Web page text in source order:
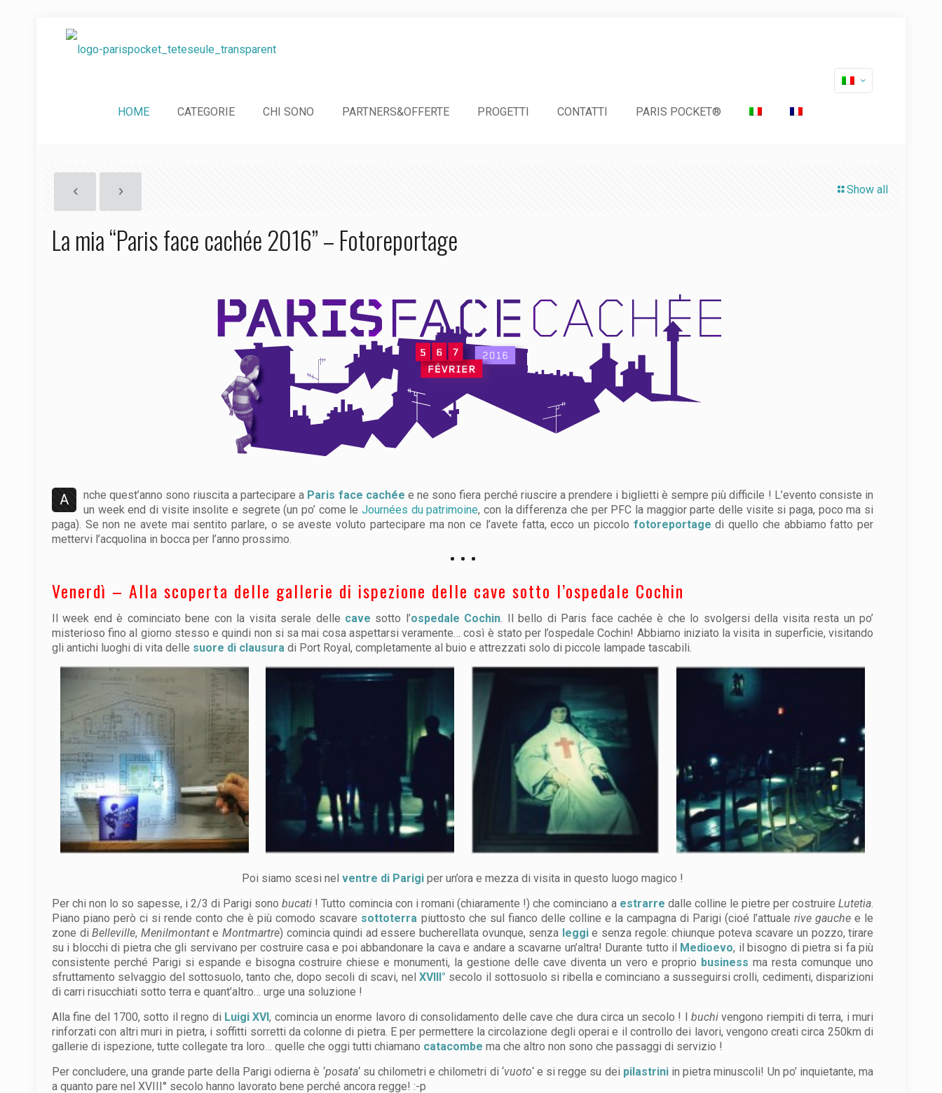
HOME CATEGORIE CHI SONO PARTNERS&OFFERTE PROGETTI CONTATTI PARIS POCKET®
Show all
La mia “Paris face cachée 2016” – Fotoreportage
A nche quest’anno sono riuscita a partecipare a Paris face cachée e ne sono fiera perché riuscire a prendere i biglietti è sempre più difficile ! L’evento consiste in
un week end di visite insolite e segrete (un po’ come leJournées du patrimoine, con la differenza che per PFC la maggior parte delle visite si paga, poco ma si
paga). Se non ne avete mai sentito parlare, o se aveste voluto partecipare ma non ce l’avete fatta, ecco un piccolo fotoreportagedi quello che abbiamo fatto per
mettervi l’acquolina in bocca per l’anno prossimo.
Venerdì – Alla scoperta delle gallerie di ispezione delle cave sotto l’ospedale Cochin
Il week end è cominciato bene con la visita serale delle cave sotto l’ospedale Cochin. Il bello di Paris face cachée è che lo svolgersi della visita resta un po’
misterioso fino al giorno stesso e quindi non si sa mai cosa aspettarsi veramente… così è stato per l’ospedale Cochin! Abbiamo iniziato la visita in superficie, visitando
gli antichi luoghi di vita delle suore di clausura di Port Royal, completamente al buio e attrezzati solo di piccole lampade tascabili.
Poi siamo scesi nelventre di Parigi per un’ora e mezza di visita in questo luogo magico !
Per chi non lo so sapesse, i 2/3 di Parigi sonobucati ! Tutto comincia con i romani (chiaramente !) che cominciano a estrarre dalle colline le pietre per costruireLutetia.
Piano piano però ci si rende conto che è più comodo scavare sottoterra piuttosto che sul fianco delle colline e la campagna di Parigi (cioé l’attuale rive gauche e le
zone diBelleville, MenilmontanteMontmartre) comincia quindi ad essere bucherellata ovunque, senza leggi e senza regole: chiunque poteva scavare un pozzo, tirare
su i blocchi di pietra che gli servivano per costruire casa e poi abbandonare la cava e andare a scavarne un’altra! Durante tutto il Medioevo, il bisogno di pietra si fa più
consistente perché Parigi si espande e bisogna costruire chiese e monumenti, la gestione delle cave diventa un vero e proprio business ma resta comunque uno
sfruttamento selvaggio del sottosuolo, tanto che, dopo secoli di scavi, nel XVIII° secolo il sottosuolo si ribella e cominciano a susseguirsi crolli, cedimenti, disparizioni
di carri risucchiati sotto terra e quant’altro… urge una soluzione !
Alla fine del 1700, sotto il regno di Luigi XVI, comincia un enorme lavoro di consolidamento delle cave che dura circa un secolo ! I buchivengono riempiti di terra, i muri
rinforzati con altri muri in pietra, i soffitti sorretti da colonne di pietra. E per permettere la circolazione degli operai e il controllo dei lavori, vengono creati circa 250km di
gallerie di ispezione, tutte collegate tra loro… quelle che oggi tutti chiamano catacombe ma che altro non sono che passaggi di servizio !
Per concludere, una grande parte della Parigi odierna è ‘posata‘ su chilometri e chilometri di ‘vuoto‘ e si regge su dei pilastrini in pietra minuscoli! Un po’ inquietante, ma
a quanto pare nel XVIII° secolo hanno lavorato bene perché ancora regge! :-p